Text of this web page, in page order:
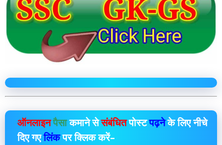
ऑनलाइनपैसाकमाने सेसंबंधितपोस्टपढ़नेके लिए नीचे
दिए गएलिंकपर क्लिक करें–